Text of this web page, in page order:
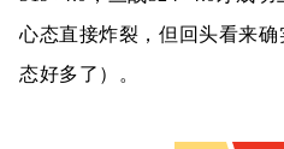
心态直接炸裂，但回头看来
态好多了）。